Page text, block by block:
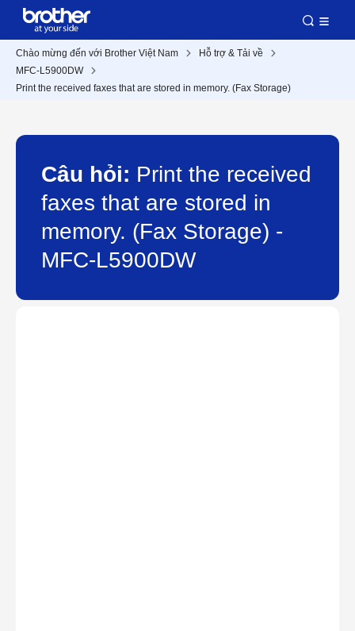
Chào mừng đến với Brother Việt Nam
Hỗ trợ & Tải về
MFC-L5900DW
Print the received faxes that are stored in memory. (Fax Storage)
Câu hỏi: Print the received
faxes that are stored in
memory. (Fax Storage) -
MFC-L5900DW